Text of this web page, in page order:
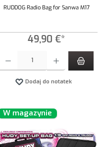
RUDDOG Radio Bag for Sanwa M17
49,90 €*
Dodaj do notatek
W magazynie